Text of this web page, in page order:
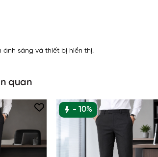
sáng và thiết bị hiển thị.
quan
- 10%